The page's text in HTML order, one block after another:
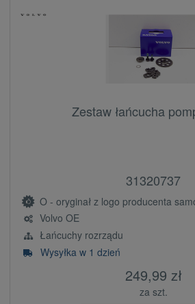
Zestaw łańcucha
31320737
O - oryginał z logo producenta
Volvo OE
Łańcuchy rozrządu
Wysyłka w 1 dzień
249,99 zł
za szt.